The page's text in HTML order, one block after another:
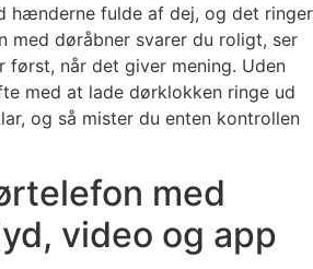
hænderne fulde af dej, og det ringer
med døråbner svarer du roligt, ser
først, når det giver mening. Uden
med at lade dørklokken ringe ud
og så mister du enten kontrollen
med
video og app